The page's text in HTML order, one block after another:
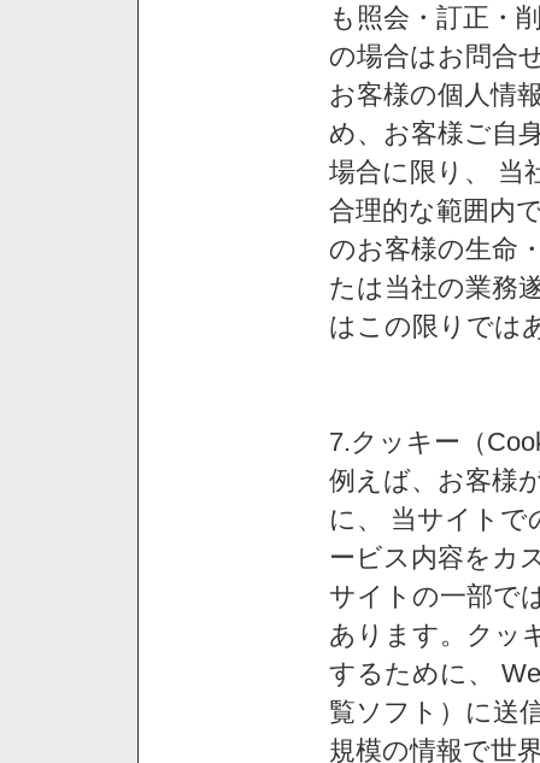
も照会・訂正・
の場合はお問合
お客様の個人情
め、お客様ご自
場合に限り、 当
合理的な範囲内
のお客様の生命
たは当社の業務
はこの限りでは
7.クッキー（
例えば、お客様
に、 当サイトで
ービス内容をカ
サイトの一部で
あります。クッ
するために、
覧ソフト）に送
規模の情報で世